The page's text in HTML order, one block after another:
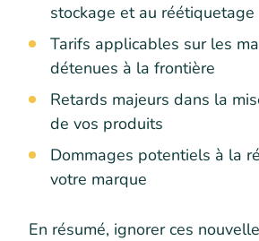
stockage et au réétiquetage
Tarifs applicables sur les
détenues à la frontière
Retards majeurs dans la
de vos produits
Dommages potentiels à la
votre marque
En résumé, ignorer ces